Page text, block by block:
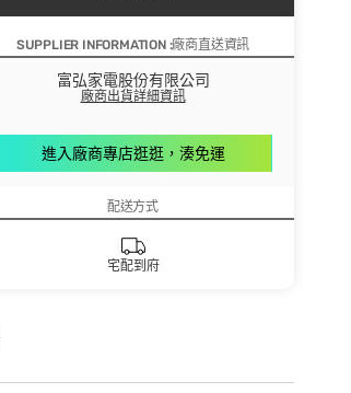
SUPPLIER INFORMATION :廠商直送資訊
富弘家電股份有限公司
廠商出貨詳細資訊
進入廠商專店逛逛，湊免運
配送方式
宅配到府